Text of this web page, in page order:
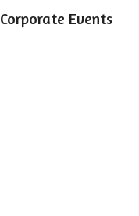
Corporate Events